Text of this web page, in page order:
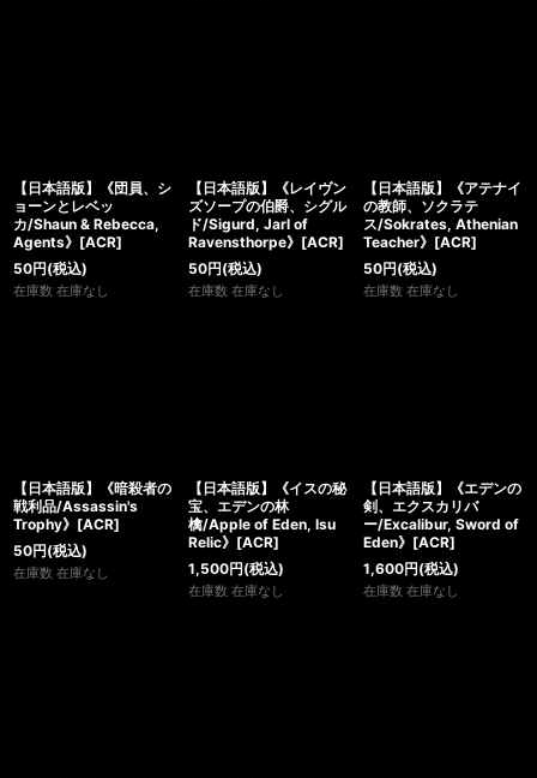
【日本語版】《団員、シ
ョーンとレベッ
カ/Shaun & Rebecca,
Agents》[ACR]
50円(税込)
在庫数 在庫なし
【日本語版】《レイヴン
ズソープの伯爵、シグル
ド/Sigurd, Jarl of
Ravensthorpe》[ACR]
50円(税込)
在庫数 在庫なし
【日本語版】《アテナイ
の教師、ソクラテ
ス/Sokrates, Athenian
Teacher》[ACR]
50円(税込)
在庫数 在庫なし
【日本語版】《暗殺者の
戦利品/Assassin's
Trophy》[ACR]
50円(税込)
在庫数 在庫なし
【日本語版】《イスの秘
宝、エデンの林
檎/Apple of Eden, Isu
Relic》[ACR]
1,500円(税込)
在庫数 在庫なし
【日本語版】《エデンの
剣、エクスカリバ
ー/Excalibur, Sword of
Eden》[ACR]
1,600円(税込)
在庫数 在庫なし